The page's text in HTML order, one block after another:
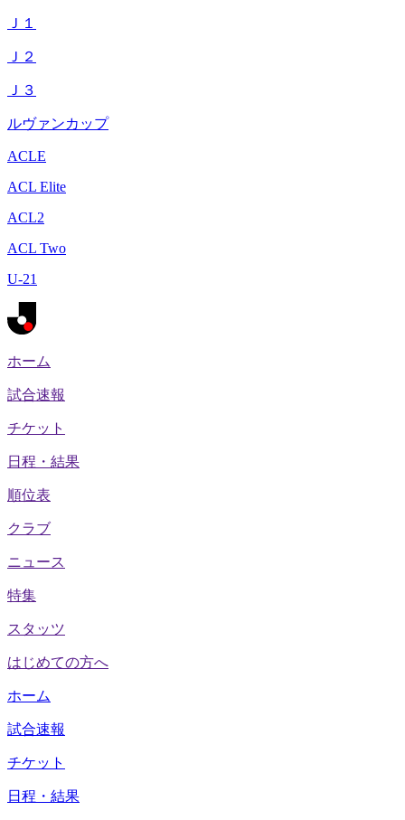
Ｊ１
Ｊ２
Ｊ３
ルヴァンカップ
ACLE
ACL Elite
ACL2
ACL Two
U-21
ホーム
試合速報
チケット
日程・結果
順位表
クラブ
ニュース
特集
スタッツ
はじめての方へ
ホーム
試合速報
チケット
日程・結果